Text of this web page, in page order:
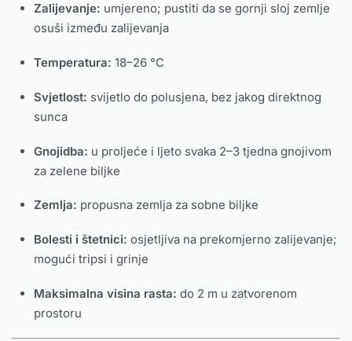
Zalijevanje: umjereno; pustiti da se gornji sloj zemlje
osuši između zalijevanja
Temperatura: 18–26 °C
Svjetlost: svijetlo do polusjena, bez jakog direktnog
sunca
Gnojidba: u proljeće i ljeto svaka 2–3 tjedna gnojivom
za zelene biljke
Zemlja: propusna zemlja za sobne biljke
Bolesti i štetnici: osjetljiva na prekomjerno zalijevanje;
mogući tripsi i grinje
Maksimalna visina rasta: do 2 m u zatvorenom
prostoru